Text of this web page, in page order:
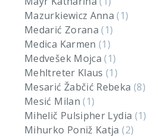
Mazurkiewicz Anna(1)
Medarić Zorana(1)
Medica Karmen(1)
Medvešek Mojca(1)
Mehltreter Klaus(1)
Mesarić Žabčić Rebeka (8)
Mesić Milan(1)
Mihelič Pulsipher Lydia (1)
Mihurko Poniž Katja(2)